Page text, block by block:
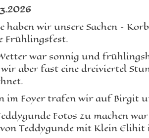
haben wir unsere Sachen –
Frühlingsfest.
war sonnig und
wir aber fast eine dreiviertel
im Foyer trafen wir auf Birgit
Fotos zu machen
Teddygunde mit Klein Elihit